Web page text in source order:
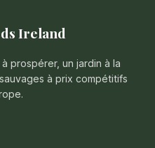
Ireland
prospérer, un jardin à la
à prix compétitifs